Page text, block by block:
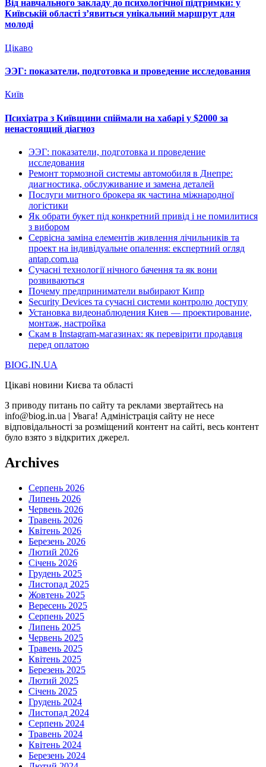
Від навчального закладу до психологічної підтримки: у
Київській області з’явиться унікальний маршрут для
молоді
Цікаво
ЭЭГ: показатели, подготовка и проведение исследования
Київ
Психіатра з Київщини спіймали на хабарі у $2000 за
ненастоящий діагноз
ЭЭГ: показатели, подготовка и проведение
исследования
Ремонт тормозной системы автомобиля в Днепре:
диагностика, обслуживание и замена деталей
Послуги митного брокера як частина міжнародної
логістики
Як обрати букет під конкретний привід і не помилитися
з вибором
Сервісна заміна елементів живлення лічильників та
проект на індивідуальне опалення: експертний огляд
antap.com.ua
Сучасні технології нічного бачення та як вони
розвиваються
Почему предприниматели выбирают Кипр
Security Devices та сучасні системи контролю доступу
Установка видеонаблюдения Киев — проектирование,
монтаж, настройка
Скам в Instagram-магазинах: як перевірити продавця
перед оплатою
BIOG.IN.UA
Цікаві новини Києва та області
З приводу питань по сайту та реклами звертайтесь на
info@biog.in.ua | Увага! Адміністрація сайту не несе
відповідальності за розміщений контент на сайті, весь контент
було взято з відкритих джерел.
Archives
Серпень 2026
Липень 2026
Червень 2026
Травень 2026
Квітень 2026
Березень 2026
Лютий 2026
Січень 2026
Грудень 2025
Листопад 2025
Жовтень 2025
Вересень 2025
Серпень 2025
Липень 2025
Червень 2025
Травень 2025
Квітень 2025
Березень 2025
Лютий 2025
Січень 2025
Грудень 2024
Листопад 2024
Серпень 2024
Травень 2024
Квітень 2024
Березень 2024